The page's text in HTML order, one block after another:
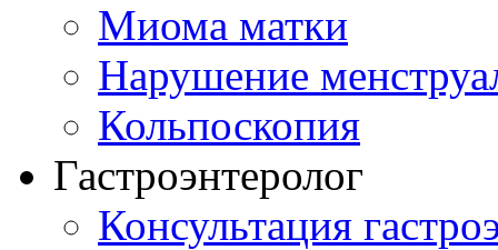
Миома матки
Нарушение
Кольпоскопия
Гастроэнтеролог
Консультация